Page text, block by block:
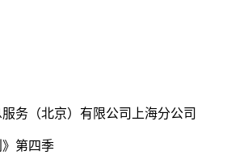
务（北京）有限公司上海分公司
》第四季